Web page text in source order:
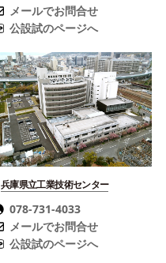
メールでお問合せ
公設試のページへ
兵庫県立工業技術センター
078-731-4033
メールでお問合せ
公設試のページへ